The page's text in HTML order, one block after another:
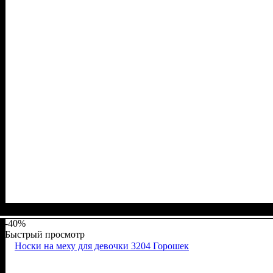
-40%
Быстрый просмотр
Носки на меху для девочки 3204 Горошек